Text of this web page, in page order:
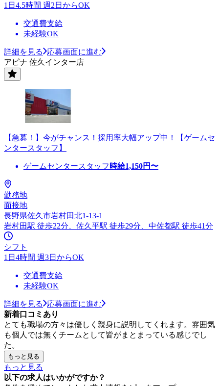
1日4.5時間 週2日からOK
交通費支給
未経験OK
詳細を見る
応募画面に進む
アピナ 佐久インター店
【急募！】今がチャンス！採用率大幅アップ中！【ゲームセ
ンタースタッフ】
ゲームセンタースタッフ 時給1,150円〜
勤務地
面接地
長野県佐久市岩村田北1-13-1
岩村田駅 徒歩22分、佐久平駅 徒歩29分、中佐都駅 徒歩41分
シフト
1日4時間 週3日からOK
交通費支給
未経験OK
詳細を見る
応募画面に進む
新着口コミあり
とても職場の方々は優しく親身に説明してくれます。雰囲気
も個人では無くチームとして皆がまとまっている感じでし
た。
もっと見る
もっと見る
以下の求人はいかがですか？